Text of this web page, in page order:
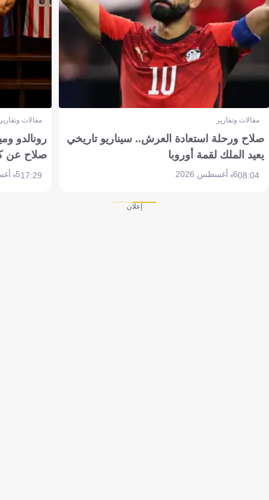
مقالات وتقارير
صلاح ورحلة استعادة العرش.. سيناريو تاريخي
يعيد الملك لقمة أوروبا
08:046 أغسطس 2026
مقالات
رونالدو
صلاح عن
17:295 أغسطس 2026
إعلان